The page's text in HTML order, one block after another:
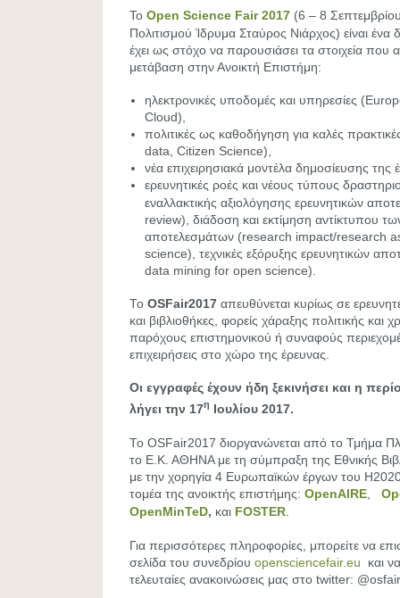
To Open Science Fair 2017 (6 – 8
Πολιτισμού Ίδρυμα Σταύρος Νιάρχος) είναι ένα
έχει ως στόχο να παρουσιάσει τα στοιχεία που
μετάβαση στην Ανοικτή Επιστήμη:
ηλεκτρονικές υποδομές και υπηρεσίες
Cloud),
πολιτικές ως καθοδήγηση για καλές
data, Citizen Science),
νέα επιχειρησιακά μοντέλα δημοσίευσης της
ερευνητικές ροές και νέους τύπους
εναλλακτικής αξιολόγησης ερευνητικών
review), διάδοση και εκτίμηση αντίκτυπου
αποτελεσμάτων (research impact/research
science), τεχνικές εξόρυξης ερευνητικών
data mining for open science).
Το OSFair2017 απευθύνεται κυρίως σε
και βιβλιοθήκες, φορείς χάραξης πολιτικής και
παρόχους επιστημονικού ή συναφούς
επιχειρήσεις στο χώρο της έρευνας.
Οι εγγραφές έχουν ήδη ξεκινήσει και η
λήγει την 17η Ιουλίου 2017.
Το OSFair2017 διοργανώνεται από το Τμήμα
το Ε.Κ. ΑΘΗΝΑ με τη σύμπραξη της Εθνικής
με την χορηγία 4 Ευρωπαϊκών έργων του
τομέα της ανοικτής επιστήμης: OpenAIRE,
OpenMinTeD, και FOSTER.
Για περισσότερες πληροφορίες, μπορείτε να
σελίδα του συνεδρίου opensciencefair.eu και
τελευταίες ανακοινώσεις μας στο twitter: